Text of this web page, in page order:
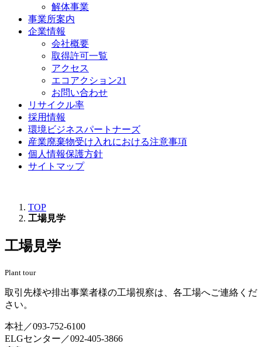
解体事業
事業所案内
企業情報
会社概要
取得許可一覧
アクセス
エコアクション21
お問い合わせ
リサイクル率
採用情報
環境ビジネスパートナーズ
産業廃棄物受け入れにおける注意事項
個人情報保護方針
サイトマップ
TOP
工場見学
工場見学
Plant tour
取引先様や排出事業者様の工場視察は、各工場へご連絡くだ
さい。
本社／093-752-6100
ELGセンター／092-405-3866